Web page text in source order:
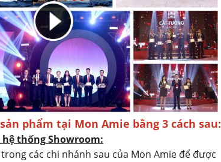
phẩm tại Mon Amie bằng 3 cách sau:
thống Showroom:
các chi nhánh sau của Mon Amie để được